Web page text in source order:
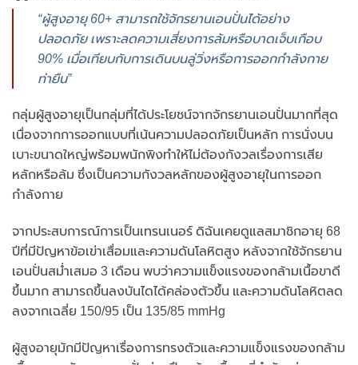
“ผู้สูงอายุ 60+ สามารถใช้จักรยานเอนปั่นได้อย่าง
ปลอดภัย เพราะลดความเสี่ยงการล้มหรือบาดเจ็บเกือบ
90% เมื่อเทียบกับการเดินบนลู่วิ่งหรือการออกกำลังกาย
ท่ายืน”
กลุ่มผู้สูงอายุเป็นกลุ่มที่ได้ประโยชน์จากจักรยานเอนปั่นมากที่สุด
เนื่องจากการออกแบบที่เน้นความปลอดภัยเป็นหลัก การนั่งบน
เบาะขนาดใหญ่พร้อมพนักพิงทำให้ไม่ต้องกังวลเรื่องการเสีย
หลักหรือล้ม ซึ่งเป็นความกังวลหลักของผู้สูงอายุในการออก
กำลังกาย
จากประสบการณ์การเป็นเทรนเนอร์ ดิฉันเคยดูแลสมาชิกอายุ 68
ปีที่มีปัญหาข้อเข่าเสื่อมและความดันโลหิตสูง หลังจากใช้จักรยาน
เอนปั่นสม่ำเสมอ 3 เดือน พบว่าความแข็งแรงของกล้ามเนื้อขาดี
ขึ้นมาก สามารถขึ้นลงบันไดได้คล่องตัวขึ้น และความดันโลหิตลด
ลงจากเฉลี่ย 150/95 เป็น 135/85 mmHg
ผู้สูงอายุมักมีปัญหาเรื่องการทรงตัวและความแข็งแรงของกล้าม